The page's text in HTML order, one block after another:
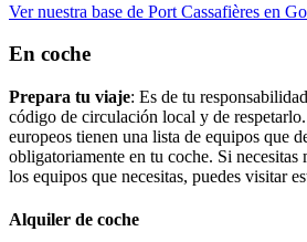
Ver nuestra base de Port Cassafières en
En coche
Prepara tu viaje: Es de tu
código de circulación local y de
europeos tienen una lista de equipos que
obligatoriamente en tu coche. Si necesitas
los equipos que necesitas, puedes visitar
Alquiler de coche